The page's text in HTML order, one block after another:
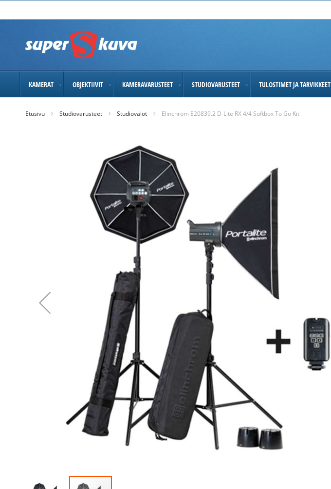
to
KAMERAT OBJEKTIIVIT KAMERAVARUSTEET STUDIOVARUSTEET TULOSTIMET JA TARVIKKEET
Etusivu Studiovarusteet Studiovalot Elinchrom E20839.2 D-Lite RX 4/4 Softbox To Go Kit